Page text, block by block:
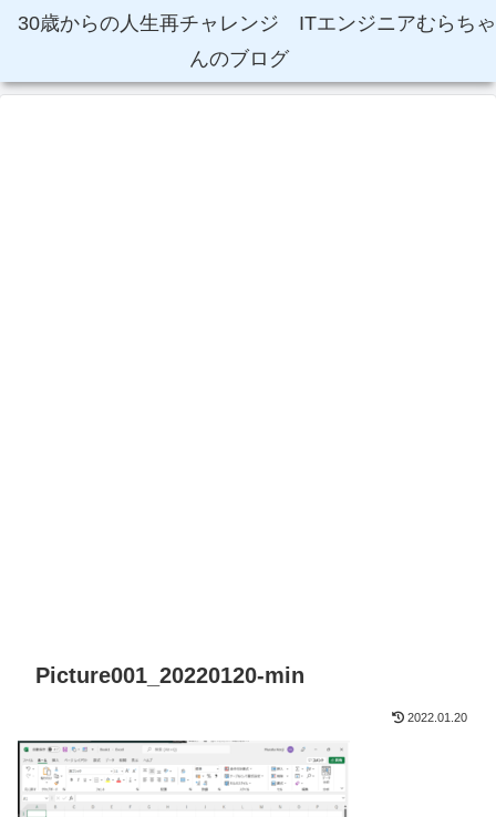
30歳からの人生再チャレンジ ITエンジニアむらちゃ
んのブログ
Picture001_20220120-min
2022.01.20